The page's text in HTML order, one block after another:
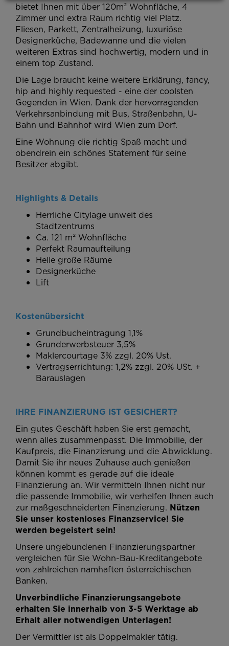
bietet Ihnen mit über 120m² Wohnfläche, 4
Zimmer und extra Raum richtig viel Platz.
Fliesen, Parkett, Zentralheizung, luxuriöse
Designerküche, Badewanne und die vielen
weiteren Extras sind hochwertig, modern und in
einem top Zustand.
Die Lage braucht keine weitere Erklärung, fancy,
hip and highly requested - eine der coolsten
Gegenden in Wien. Dank der hervorragenden
Verkehrsanbindung mit Bus, Straßenbahn, U-
Bahn und Bahnhof wird Wien zum Dorf.
Eine Wohnung die richtig Spaß macht und
obendrein ein schönes Statement für seine
Besitzer abgibt.
Highlights & Details
Herrliche Citylage unweit des
Stadtzentrums
Ca. 121 m² Wohnfläche
Perfekt Raumaufteilung
Helle große Räume
Designerküche
Lift
Kostenübersicht
Grundbucheintragung 1,1%
Grunderwerbsteuer 3,5%
Maklercourtage 3% zzgl. 20% Ust.
Vertragserrichtung: 1,2% zzgl. 20% USt. +
Barauslagen
IHRE FINANZIERUNG IST GESICHERT?
Ein gutes Geschäft haben Sie erst gemacht,
wenn alles zusammenpasst. Die Immobilie, der
Kaufpreis, die Finanzierung und die Abwicklung.
Damit Sie ihr neues Zuhause auch genießen
können kommt es gerade auf die ideale
Finanzierung an. Wir vermitteln Ihnen nicht nur
die passende Immobilie, wir verhelfen Ihnen auch
zur maßgeschneiderten Finanzierung. Nützen
Sie unser kostenloses Finanzservice! Sie
werden begeistert sein!
Unsere ungebundenen Finanzierungspartner
vergleichen für Sie Wohn-Bau-Kreditangebote
von zahlreichen namhaften österreichischen
Banken.
Unverbindliche Finanzierungsangebote
erhalten Sie innerhalb von 3-5 Werktage ab
Erhalt aller notwendigen Unterlagen!
Der Vermittler ist als Doppelmakler tätig.